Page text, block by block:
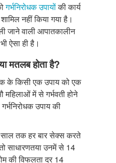
गर्भनिरोधक उपायोंकी कार्य
नहीं किया गया है।
जाने वाली आपातकालीन
ऐसा ही है।
मतलब होता है?
के किसी एक उपाय को एक
महिलाओं में से गर्भवती होने
उपाय की
तक हर बार सेक्स करते
साधारणतया उनमें से 14
की विफलता दर 14